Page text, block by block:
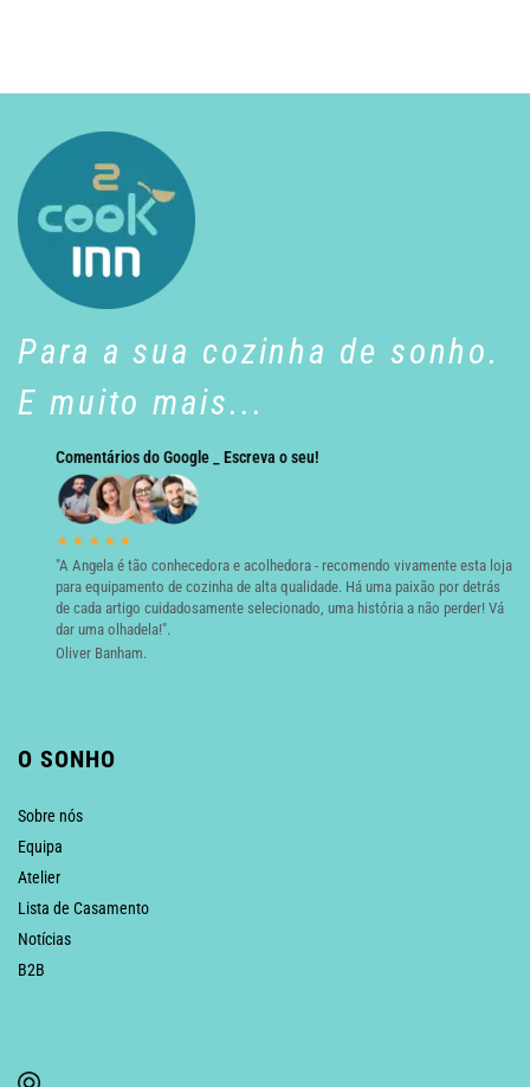
Para a sua cozinha de sonho.
E muito mais...
Comentários do Google _ Escreva o seu!
★★★★★
"A Angela é tão conhecedora e acolhedora - recomendo vivamente esta loja
para equipamento de cozinha de alta qualidade. Há uma paixão por detrás
de cada artigo cuidadosamente selecionado, uma história a não perder! Vá
dar uma olhadela!".
Oliver Banham.
O SONHO
Sobre nós
Equipa
Atelier
Lista de Casamento
Notícias
B2B